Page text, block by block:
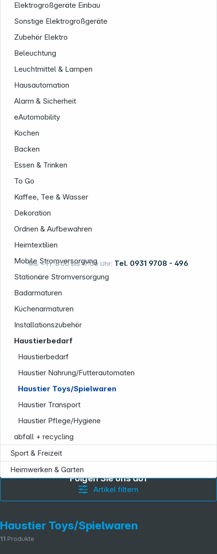
Mo. – Fr. 8:00 bis 17:00 Uhr: Tel. 0931 9708 - 496
Elektrogroßgeräte Einbau
Sonstige Elektrogroßgeräte
Zubehör Elektro
Beleuchtung
Leuchtmittel & Lampen
Hausautomation
Alarm & Sicherheit
eAutomobility
Kochen
Backen
Essen & Trinken
To Go
Kaffee, Tee & Wasser
Dekoration
Ordnen & Aufbewahren
Heimtextilien
Mobile Stromversorgung
Stationäre Stromversorgung
Badarmaturen
Küchenarmaturen
Installationszubehör
Haustierbedarf
Haustierbedarf
Haustier Nahrung/Futterautomaten
Haustier Toys/Spielwaren
Haustier Transport
Haustier Pflege/Hygiene
abfall + recycling
Sport & Freizeit
Heimwerken & Garten
Artikel filtern
Haustier Toys/Spielwaren
11 Produkte
Informationen
Folgen Sie uns auf